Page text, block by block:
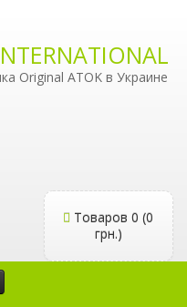
Original ATOK в Украине
Товаров 0 (0
грн.)